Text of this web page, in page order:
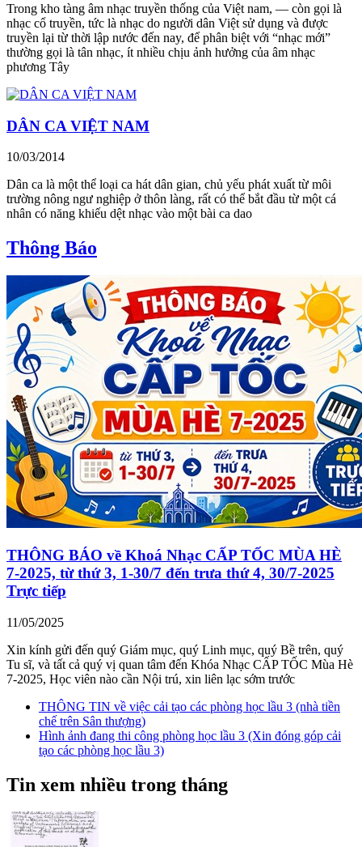
Trong kho tàng âm nhạc truyền thống của Việt nam, — còn gọi là
nhạc cổ truyền, tức là nhạc do người dân Việt sử dụng và được
truyền lại từ thời lập nước đến nay, để phân biệt với “nhạc mới”
thường gọi là tân nhạc, ít nhiều chịu ảnh hưởng của âm nhạc
phương Tây
DÂN CA VIỆT NAM
10/03/2014
Dân ca là một thể loại ca hát dân gian, chủ yếu phát xuất từ môi
trường nông ngư nghiệp ở thôn làng, rất có thể bắt đầu từ một cá
nhân có năng khiếu dệt nhạc vào một bài ca dao
Thông Báo
THÔNG BÁO về Khoá Nhạc CẤP TỐC MÙA HÈ
7-2025, từ thứ 3, 1-30/7 đến trưa thứ 4, 30/7-2025
Trực tiếp
11/05/2025
Xin kính gửi đến quý Giám mục, quý Linh mục, quý Bề trên, quý
Tu sĩ, và tất cả quý vị quan tâm đến Khóa Nhạc CẤP TỐC Mùa Hè
7-2025, Học viên nào cần Nội trú, xin liên lạc sớm trước
THÔNG TIN về việc cải tạo các phòng học lầu 3 (nhà tiền
chế trên Sân thượng)
Hình ảnh đang thi công phòng học lầu 3 (Xin đóng góp cải
tạo các phòng học lầu 3)
Tin xem nhiều trong tháng